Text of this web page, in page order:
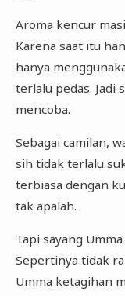
Aroma kencur
Karena saat itu
hanya
terlalu pedas. Jadi
mencoba.
Sebagai camilan,
sih tidak terlalu
terbiasa dengan
tak apalah.
Tapi sayang
Sepertinya tidak
Umma ketagihan